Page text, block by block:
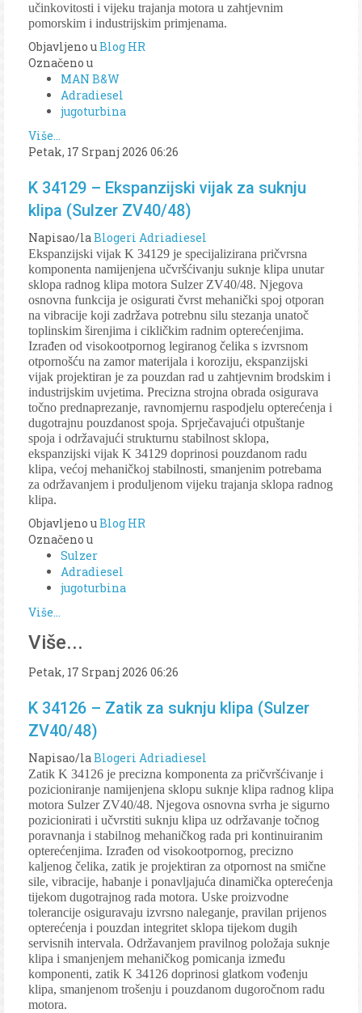
učinkovitosti i vijeku trajanja motora u zahtjevnim
pomorskim i industrijskim primjenama.
Objavljeno uBlog HR
Označeno u
MAN B&W
Adradiesel
jugoturbina
Više...
Petak, 17 Srpanj 2026 06:26
K 34129 – Ekspanzijski vijak za suknju
klipa (Sulzer ZV40/48)
Napisao/laBlogeri Adriadiesel
Ekspanzijski vijak K 34129 je specijalizirana pričvrsna
komponenta namijenjena učvršćivanju suknje klipa unutar
sklopa radnog klipa motora Sulzer ZV40/48. Njegova
osnovna funkcija je osigurati čvrst mehanički spoj otporan
na vibracije koji zadržava potrebnu silu stezanja unatoč
toplinskim širenjima i cikličkim radnim opterećenjima.
Izrađen od visokootpornog legiranog čelika s izvrsnom
otpornošću na zamor materijala i koroziju, ekspanzijski
vijak projektiran je za pouzdan rad u zahtjevnim brodskim i
industrijskim uvjetima. Precizna strojna obrada osigurava
točno prednaprezanje, ravnomjernu raspodjelu opterećenja i
dugotrajnu pouzdanost spoja. Sprječavajući otpuštanje
spoja i održavajući strukturnu stabilnost sklopa,
ekspanzijski vijak K 34129 doprinosi pouzdanom radu
klipa, većoj mehaničkoj stabilnosti, smanjenim potrebama
za održavanjem i produljenom vijeku trajanja sklopa radnog
klipa.
Objavljeno uBlog HR
Označeno u
Sulzer
Adradiesel
jugoturbina
Više...
Više...
Petak, 17 Srpanj 2026 06:26
K 34126 – Zatik za suknju klipa (Sulzer
ZV40/48)
Napisao/laBlogeri Adriadiesel
Zatik K 34126 je precizna komponenta za pričvršćivanje i
pozicioniranje namijenjena sklopu suknje klipa radnog klipa
motora Sulzer ZV40/48. Njegova osnovna svrha je sigurno
pozicionirati i učvrstiti suknju klipa uz održavanje točnog
poravnanja i stabilnog mehaničkog rada pri kontinuiranim
opterećenjima. Izrađen od visokootpornog, precizno
kaljenog čelika, zatik je projektiran za otpornost na smične
sile, vibracije, habanje i ponavljajuća dinamička opterećenja
tijekom dugotrajnog rada motora. Uske proizvodne
tolerancije osiguravaju izvrsno naleganje, pravilan prijenos
opterećenja i pouzdan integritet sklopa tijekom dugih
servisnih intervala. Održavanjem pravilnog položaja suknje
klipa i smanjenjem mehaničkog pomicanja između
komponenti, zatik K 34126 doprinosi glatkom vođenju
klipa, smanjenom trošenju i pouzdanom dugoročnom radu
motora.